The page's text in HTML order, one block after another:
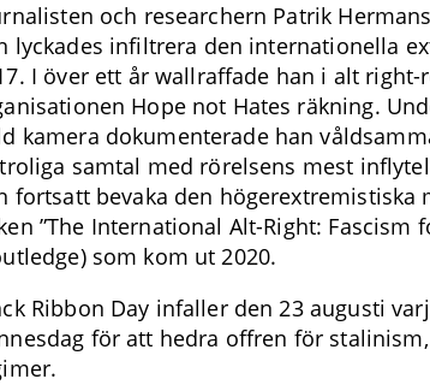
och researchern Patrik
lyckades infiltrera den internationella
I över ett år wallraffade han i alt
Hope not Hates räkning.
kamera dokumenterade han
samtal med rörelsens mest
fortsatt bevaka den högerextremistiska
”The International Alt-Right: Fascism
som kom ut 2020.
Ribbon Day infaller den 23 augusti
för att hedra offren för